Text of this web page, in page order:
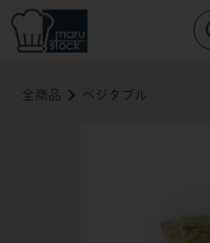
全商品 ベジタブル